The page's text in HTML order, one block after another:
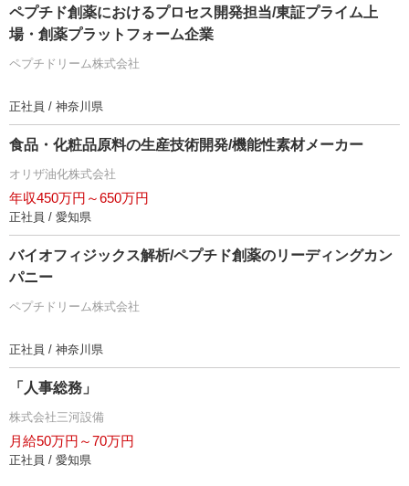
ペプチド創薬におけるプロセス開発担当/東証プライム上
場・創薬プラットフォーム企業
ペプチドリーム株式会社
正社員 / 神奈川県
食品・化粧品原料の生産技術開発/機能性素材メーカー
オリザ油化株式会社
年収450万円～650万円
正社員 / 愛知県
バイオフィジックス解析/ペプチド創薬のリーディングカン
パニー
ペプチドリーム株式会社
正社員 / 神奈川県
「人事総務」
株式会社三河設備
月給50万円～70万円
正社員 / 愛知県